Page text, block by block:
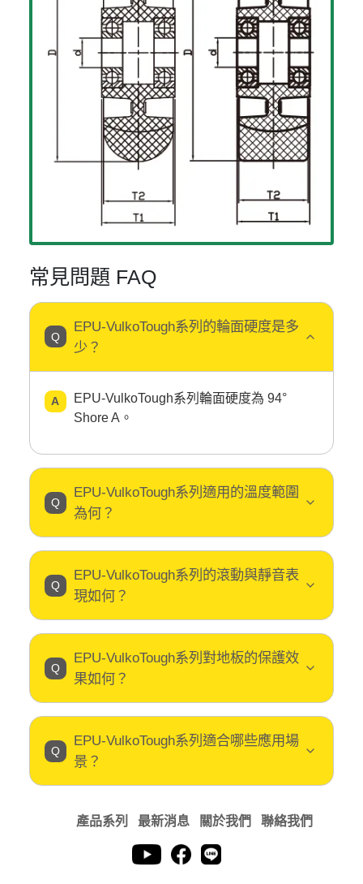
常見問題 FAQ
EPU-VulkoTough系列的輪面硬度是多
少？
EPU-VulkoTough系列輪面硬度為 94°
Shore A。
EPU-VulkoTough系列適用的溫度範圍
為何？
EPU-VulkoTough系列的滾動與靜音表
現如何？
EPU-VulkoTough系列對地板的保護效
果如何？
EPU-VulkoTough系列適合哪些應用場
景？
產品系列 最新消息 關於我們 聯絡我們